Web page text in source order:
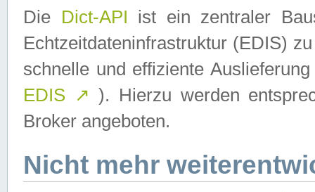
Die Dict-API ist ein zentraler
Echtzeitdateninfrastruktur (EDIS)
schnelle und effiziente
EDIS ↗ ). Hierzu werden
Broker angeboten.
Nicht mehr